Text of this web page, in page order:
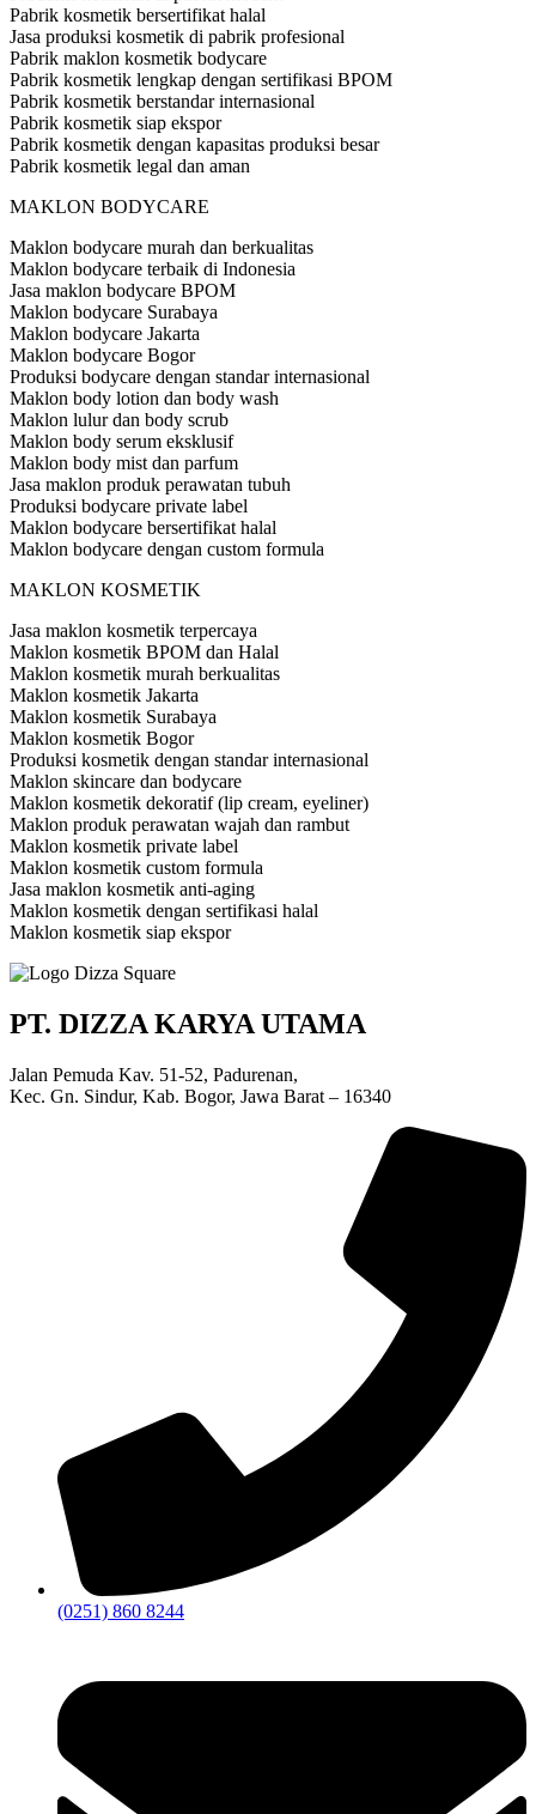
Pabrik kosmetik bersertifikat halal
Jasa produksi kosmetik di pabrik profesional
Pabrik maklon kosmetik bodycare
Pabrik kosmetik lengkap dengan sertifikasi BPOM
Pabrik kosmetik berstandar internasional
Pabrik kosmetik siap ekspor
Pabrik kosmetik dengan kapasitas produksi besar
Pabrik kosmetik legal dan aman
MAKLON BODYCARE
Maklon bodycare murah dan berkualitas
Maklon bodycare terbaik di Indonesia
Jasa maklon bodycare BPOM
Maklon bodycare Surabaya
Maklon bodycare Jakarta
Maklon bodycare Bogor
Produksi bodycare dengan standar internasional
Maklon body lotion dan body wash
Maklon lulur dan body scrub
Maklon body serum eksklusif
Maklon body mist dan parfum
Jasa maklon produk perawatan tubuh
Produksi bodycare private label
Maklon bodycare bersertifikat halal
Maklon bodycare dengan custom formula
MAKLON KOSMETIK
Jasa maklon kosmetik terpercaya
Maklon kosmetik BPOM dan Halal
Maklon kosmetik murah berkualitas
Maklon kosmetik Jakarta
Maklon kosmetik Surabaya
Maklon kosmetik Bogor
Produksi kosmetik dengan standar internasional
Maklon skincare dan bodycare
Maklon kosmetik dekoratif (lip cream, eyeliner)
Maklon produk perawatan wajah dan rambut
Maklon kosmetik private label
Maklon kosmetik custom formula
Jasa maklon kosmetik anti-aging
Maklon kosmetik dengan sertifikasi halal
Maklon kosmetik siap ekspor
PT. DIZZA KARYA UTAMA
Jalan Pemuda Kav. 51-52, Padurenan,
Kec. Gn. Sindur, Kab. Bogor, Jawa Barat – 16340
(0251) 860 8244